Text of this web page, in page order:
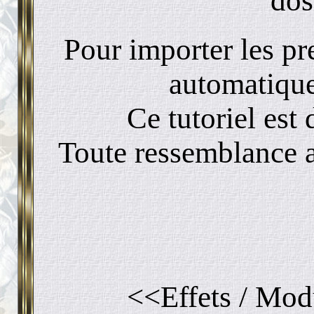
Pour importer les
Ce tutoriel est
Toute
<<Effets /